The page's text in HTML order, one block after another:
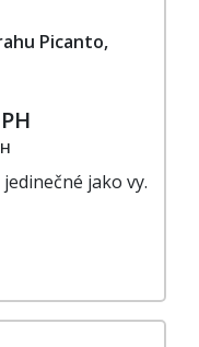
Picanto,
jako vy.